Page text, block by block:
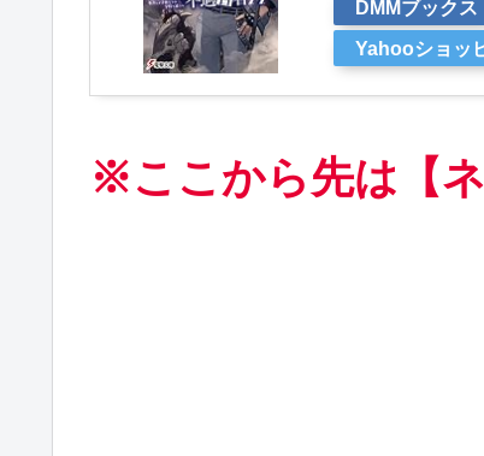
DMMブックス
Yahooショッ
※ここから先は【